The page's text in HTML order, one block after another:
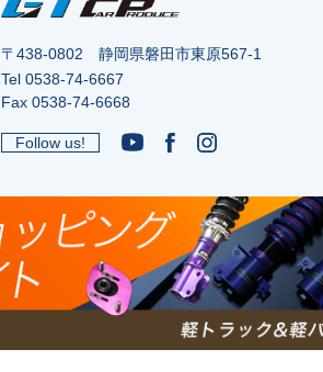
〒438-0802 静岡県磐田市東原567-1
Tel 0538-74-6667
Fax 0538-74-6668
Follow us!